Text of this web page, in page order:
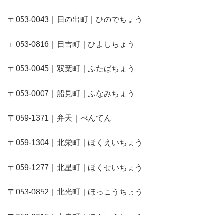
〒053-0043｜日の出町｜ひのでちょう
〒053-0816｜日吉町｜ひよしちょう
〒053-0045｜双葉町｜ふたばちょう
〒053-0007｜船見町｜ふなみちょう
〒059-1371｜弁天｜べんてん
〒059-1304｜北栄町｜ほくえいちょう
〒059-1277｜北星町｜ほくせいちょう
〒053-0852｜北光町｜ほっこうちょう